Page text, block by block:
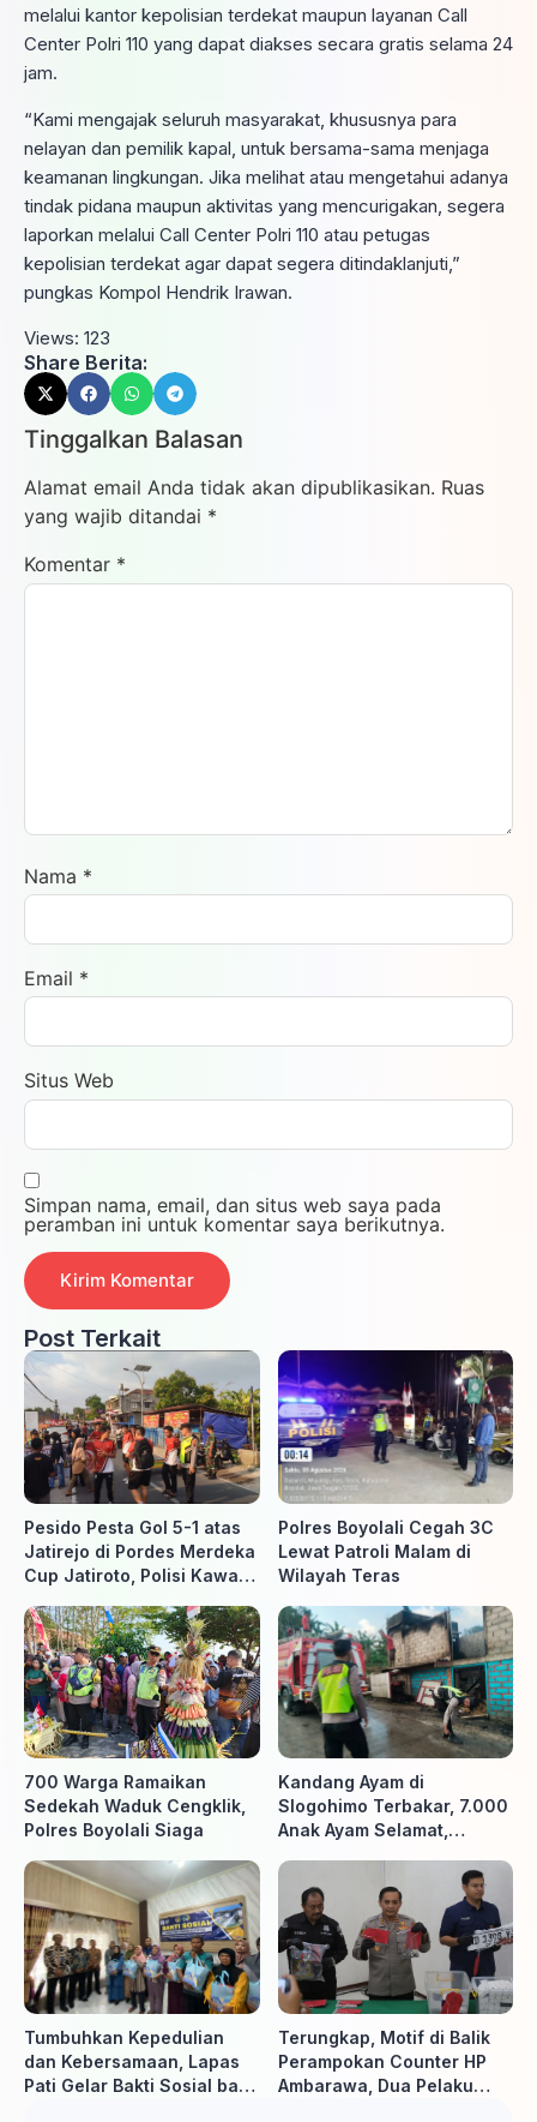
melalui kantor kepolisian terdekat maupun layanan Call
Center Polri 110 yang dapat diakses secara gratis selama 24
jam.
“Kami mengajak seluruh masyarakat, khususnya para
nelayan dan pemilik kapal, untuk bersama-sama menjaga
keamanan lingkungan. Jika melihat atau mengetahui adanya
tindak pidana maupun aktivitas yang mencurigakan, segera
laporkan melalui Call Center Polri 110 atau petugas
kepolisian terdekat agar dapat segera ditindaklanjuti,”
pungkas Kompol Hendrik Irawan.
Views: 123
Share Berita:
Tinggalkan Balasan
Alamat email Anda tidak akan dipublikasikan. Ruas
yang wajib ditandai *
Komentar *
Nama *
Email *
Situs Web
Simpan nama, email, dan situs web saya pada
peramban ini untuk komentar saya berikutnya.
Post Terkait
Pesido Pesta Gol 5-1 atas
Jatirejo di Pordes Merdeka
Cup Jatiroto, Polisi Kawal
Polres Boyolali Cegah 3C
Lewat Patroli Malam di
Wilayah Teras
700 Warga Ramaikan
Sedekah Waduk Cengklik,
Polres Boyolali Siaga
Kandang Ayam di
Slogohimo Terbakar, 7.000
Anak Ayam Selamat,
Juta
Tumbuhkan Kepedulian
dan Kebersamaan, Lapas
Pati Gelar Bakti Sosial bagi
Terungkap, Motif di Balik
Perampokan Counter HP
Ambarawa, Dua Pelaku